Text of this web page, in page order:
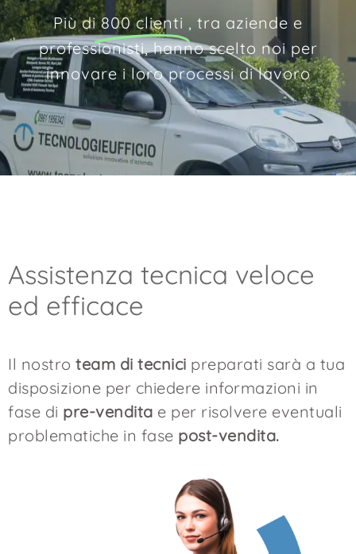
Più di800 clienti , tra aziende e
professionisti, hanno scelto noi per
innovare i loro processi di lavoro
Assistenza tecnica veloce
ed efficace
Il nostro team di tecnici preparati sarà a tua
disposizione per chiedere informazioni in
fase di pre-vendita e per risolvere eventuali
problematiche in fase post-vendita.